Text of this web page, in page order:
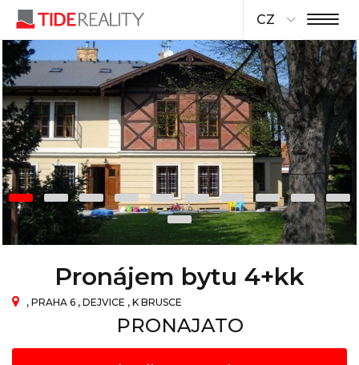
CZ
Pronájem bytu 4+kk
, PRAHA 6 , DEJVICE , K BRUSCE
PRONAJATO